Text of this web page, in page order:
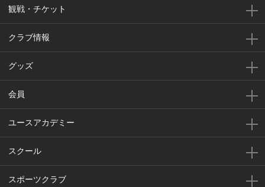
観戦・チケット
クラブ情報
グッズ
会員
ユースアカデミー
スクール
スポーツクラブ